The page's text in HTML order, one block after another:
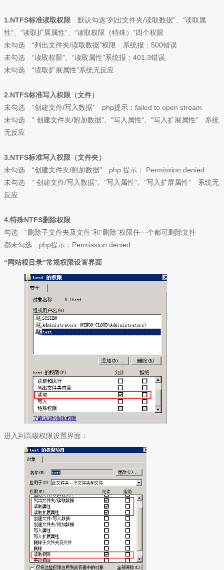
1.NTFS标准读取权限 默认勾选“列出文件夹/读取数据”、“读取属
性”、“读取扩展属性”、“读取权限（特殊）”四个权限
未勾选 “列出文件夹/读取数据”权限 系统报：500错误
未勾选 “读取权限”、“读取属性”系统报：401.3错误
未勾选 “读取扩展属性”系统无反应
2.NTFS标准写入权限（文件）
未勾选 “创建文件/写入数据” php提示：failed to open stream
未勾选 “ 创建文件夹/附加数据”、“写入属性”、“写入扩展属性” 系统
无反应
3.NTFS标准写入权限（文件夹）
未勾选 “创建文件夹/附加数据” php 提示： Permission denied
未勾选 “ 创建文件/写入数据”、“写入属性”、“写入扩展属性” 系统无
反应
4.特殊NTFS删除权限
勾选 “删除子文件夹及文件”和“删除”权限任一个都可删除文件
都未勾选 php提示：Permission denied
“网站根目录”常规权限设置界面
进入到高级权限设置界面：